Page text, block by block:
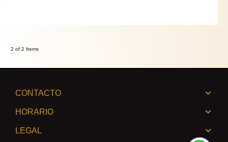
2 of 2 Items
CONTACTO
HORARIO
LEGAL